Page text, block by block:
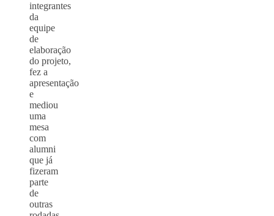
integrantes
da
equipe
de
elaboração
do projeto,
fez a
apresentação
e
mediou
uma
mesa
com
alumni
que já
fizeram
parte
de
outras